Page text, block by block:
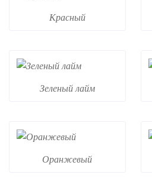
Красный
Зеленый лайм
Оранжевый